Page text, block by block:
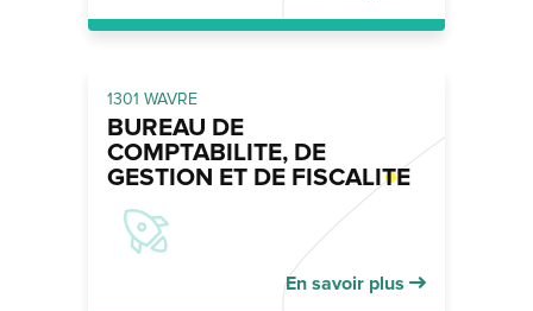
1301 WAVRE
BUREAU DE
COMPTABILITE, DE
GESTION ET DE FISCALITE
En savoir plus